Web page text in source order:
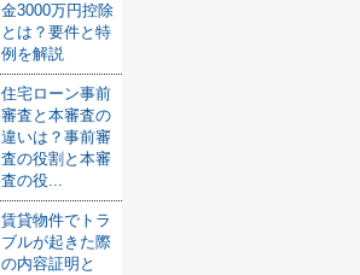
金3000万円控除
とは？要件と特
例を解説
住宅ローン事前
審査と本審査の
違いは？事前審
査の役割と本審
査の役...
賃貸物件でトラ
ブルが起きた際
の内容証明と